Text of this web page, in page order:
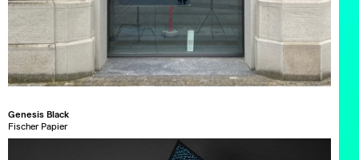
Genesis Black
Fischer Papier